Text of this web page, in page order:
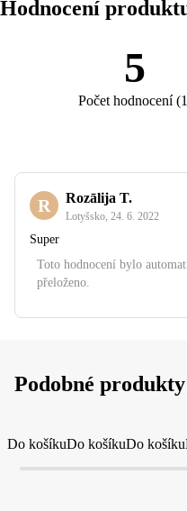
Hodnocení
5
Počet hodnocení(1
R Rozālija T.
Lotyšsko 24. 6. 2022
Super
Toto hodnocení bylo
přeloženo.
Podobné produkty
Do košíkuDo košíkuDo košíku